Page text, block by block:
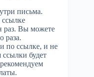
письма.
ссылке
раз. Вы можете
раза.
по ссылке, и не
ссылки будет